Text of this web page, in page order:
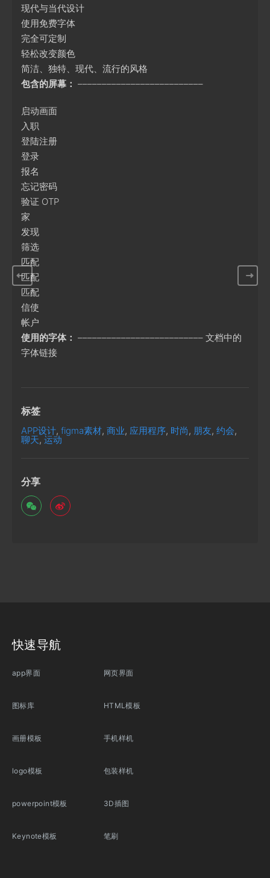
现代与当代设计
使用免费字体
完全可定制
轻松改变颜色
简洁、独特、现代、流行的风格
包含的屏幕： ––––––––––––––––––––––––––
启动画面
入职
登陆注册
登录
报名
忘记密码
验证 OTP
家
发现
筛选
匹配
匹配
匹配
信使
帐户
使用的字体： –––––––––––––––––––––––––– 文档中的
字体链接
标签
APP设计, figma素材, 商业, 应用程序, 时尚, 朋友, 约会,
聊天, 运动
分享
快速导航
app界面
图标库
画册模板
logo模板
powerpoint模板
Keynote模板
网页界面
HTML模板
手机样机
包装样机
3D插图
笔刷